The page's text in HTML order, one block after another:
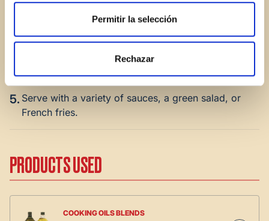
Permitir la selección
Rechazar
completely submerged.
Remove and set on a wire rack or paper towels.
5. Serve with a variety of sauces, a green salad, or
French fries.
PRODUCTS USED
COOKING OILS BLENDS